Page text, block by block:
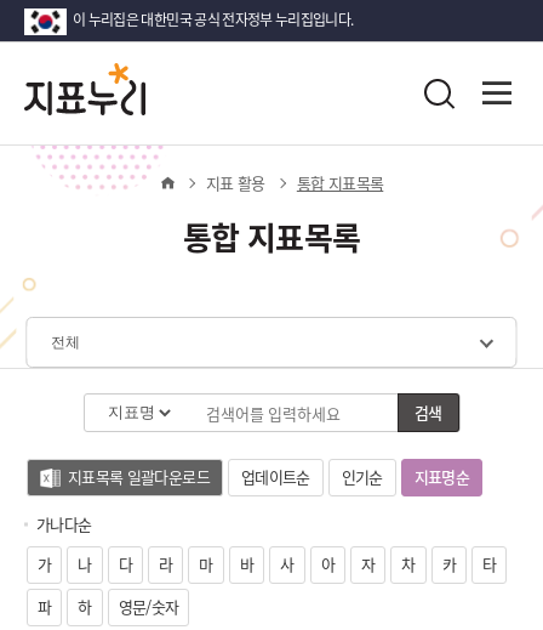
이 누리집은 대한민국 공식 전자정부 누리집입니다.
지
표
누
다
시
한
민
국
의
나
라
통
검
지표 활용 통합 지표목록
통합 지표목록
선
택
검색
지표목록 일괄다운로드 업데이트순 인기순 지표명순(가
나
순)
가나다순
가
나 다 라 마 바 사 아 자 차 카
타
파
하 영문/숫자